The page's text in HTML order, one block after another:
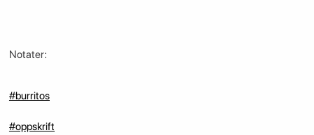
Notater:
#burritos
#oppskrift